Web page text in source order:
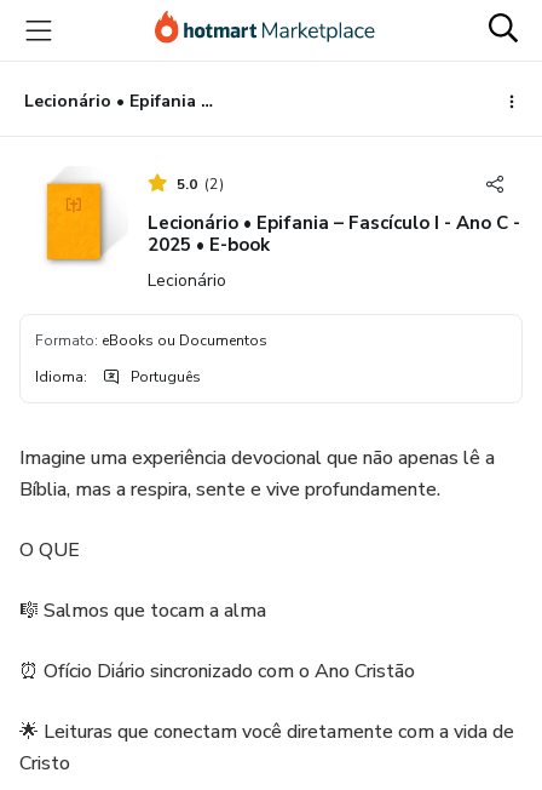
para
conteúdo
principal
para
pagamento
para
rodapé
Lecionário • Epifania – Fascículo I - Ano C - 2025 • E-book
5.0 (2)
Lecionário • Epifania – Fascículo I - Ano C -
2025 • E-book
Lecionário
Formato: eBooks ou Documentos
Idioma: Português
Imagine uma experiência devocional que não apenas lê a
Bíblia, mas a respira, sente e vive profundamente.
O QUE
🎼 Salmos que tocam a alma
⏰ Ofício Diário sincronizado com o Ano Cristão
🌟 Leituras que conectam você diretamente com a vida de
Cristo